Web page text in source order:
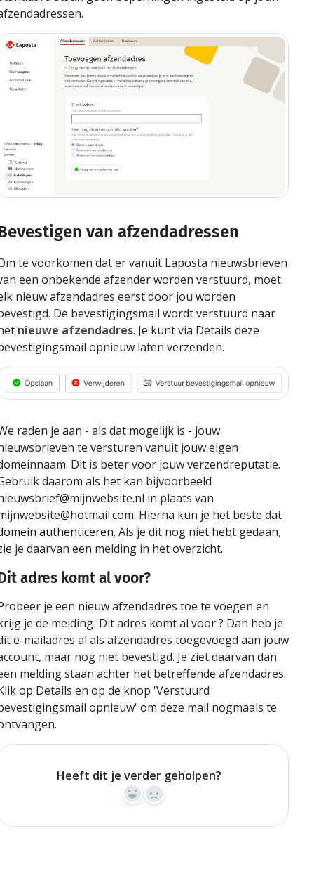
van afzendadressen
te voorkomen dat er vanuit Laposta nieuwsbrieven
een onbekende afzender worden verstuurd, moet
nieuw afzendadres eerst door jou worden
De bevestigingsmail wordt verstuurd naar
nieuwe afzendadres. Je kunt via Details deze
opnieuw laten verzenden.
raden je aan - als dat mogelijk is - jouw
te versturen vanuit jouw eigen
Dit is beter voor jouw verzendreputatie.
daarom als het kan bijvoorbeeld
in plaats van
Hierna kun je het beste dat
authenticeren. Als je dit nog niet hebt gedaan,
je daarvan een melding in het overzicht.
adres komt al voor?
je een nieuw afzendadres toe te voegen en
je de melding 'Dit adres komt al voor'? Dan heb je
e-mailadres al als afzendadres toegevoegd aan jouw
maar nog niet bevestigd. Je ziet daarvan dan
melding staan achter het betreffende afzendadres.
op Details en op de knop 'Verstuurd
opnieuw' om deze mail nogmaals te
Heeft dit je verder geholpen?
Yes No